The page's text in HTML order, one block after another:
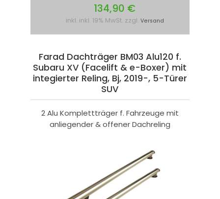
134,90 €
inkl. inkl. 19% MwSt. zzgl. Versand
Farad Dachträger BM03 Alu120 f.
Subaru XV (Facelift & e-Boxer) mit
integierter Reling, Bj, 2019-, 5-Türer
SUV
2 Alu Komplettträger f. Fahrzeuge mit
anliegender & offener Dachreling